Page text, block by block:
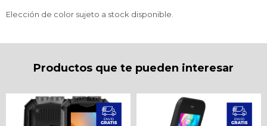
Elección de color sujeto a stock disponible.
Productos que te pueden interesar